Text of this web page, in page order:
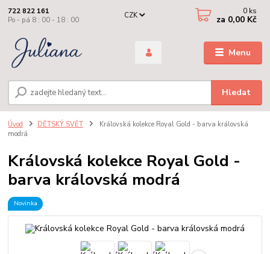
Menu
CZK
Hledat
722 822 161
Po - pá 8 : 00 - 18 : 00
0 ks
za 0,00 Kč
Úvod DĚTSKÝ SVĚT
Královská kolekce Royal Gold - barva královská
modrá
Královská kolekce Royal Gold -
barva královská modrá
Novinka